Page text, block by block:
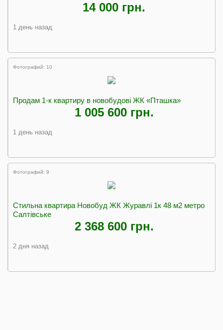
14 000 грн.
1 день назад
Фотографий: 10
Продам 1-к квартиру в новобудові ЖК «Пташка»
1 005 600 грн.
1 день назад
Фотографий: 9
Стильна квартира Новобуд ЖК Журавлі 1к 48 м2 метро
Салтівське
2 368 600 грн.
2 дня назад